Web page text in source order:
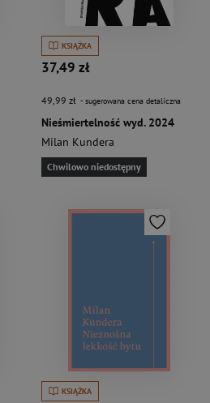
KSIĄŻKA
37,49 zł
49,99 zł - sugerowana cena detaliczna
Nieśmiertelność wyd. 2024
Milan Kundera
Chwilowo niedostępny
KSIĄŻKA